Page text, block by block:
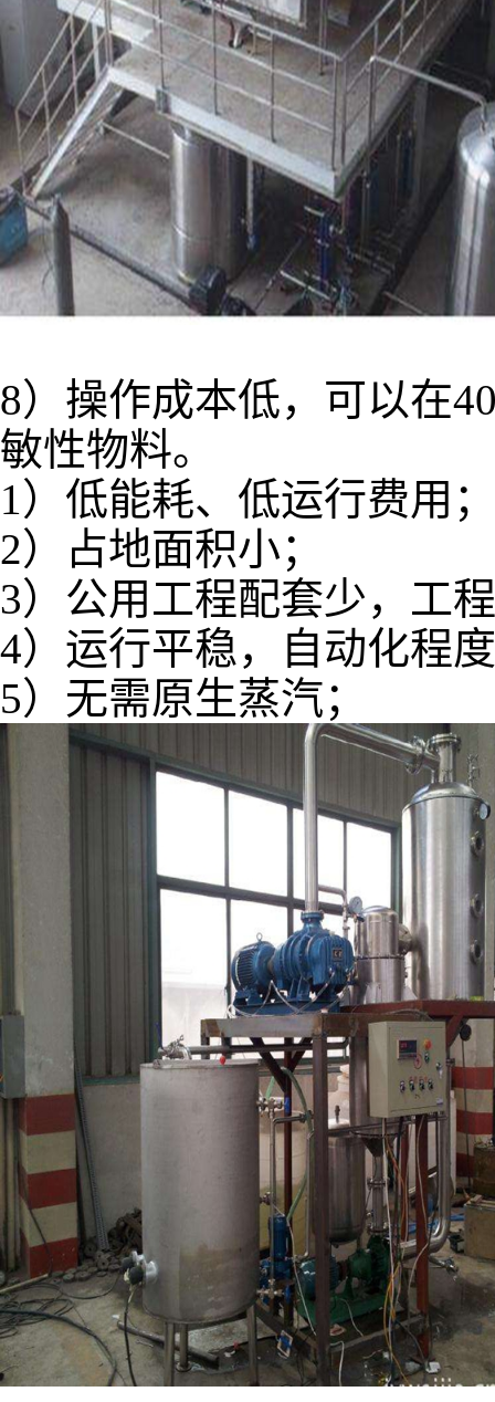
8）操作成本低，可以在
敏性物料。
1）低能耗、低运行费用；
2）占地面积小；
3）公用工程配套少，工
4）运行平稳，自动化程
5）无需原生蒸汽；